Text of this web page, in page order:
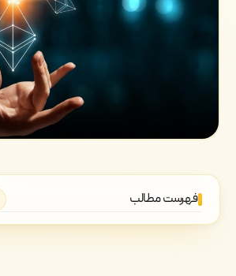
فهرست مطالب
اتریوم چیست؟